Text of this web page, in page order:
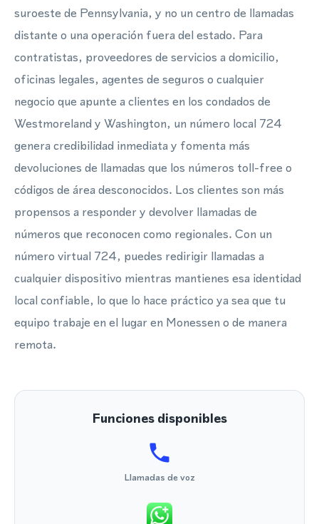
suroeste de Pennsylvania, y no un centro de llamadas
distante o una operación fuera del estado. Para
contratistas, proveedores de servicios a domicilio,
oficinas legales, agentes de seguros o cualquier
negocio que apunte a clientes en los condados de
Westmoreland y Washington, un número local 724
genera credibilidad inmediata y fomenta más
devoluciones de llamadas que los números toll-free o
códigos de área desconocidos. Los clientes son más
propensos a responder y devolver llamadas de
números que reconocen como regionales. Con un
número virtual 724, puedes redirigir llamadas a
cualquier dispositivo mientras mantienes esa identidad
local confiable, lo que lo hace práctico ya sea que tu
equipo trabaje en el lugar en Monessen o de manera
remota.
Funciones disponibles
Llamadas de voz